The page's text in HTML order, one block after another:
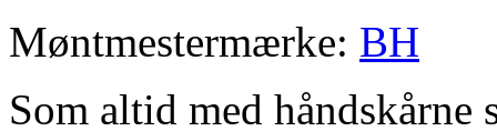
Møntmestermærke: BH
Som altid med håndskårne